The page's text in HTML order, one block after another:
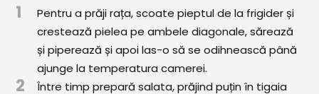
iCooking
Librărie
Adaugă o rețetă
1
Pentru a prăji rața, scoate pieptul de la frigider și
crestează pielea pe ambele diagonale, sărează
și piperează și apoi las-o să se odihnească până
ajunge la temperatura camerei.
2
Între timp prepară salata, prăjind puțin în tigaia